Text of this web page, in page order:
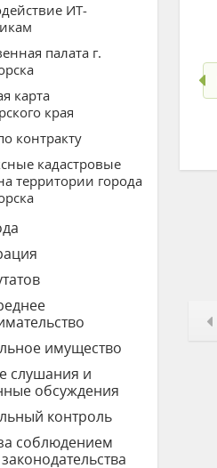
ИТ-
палата г.
карта
края
контракту
кадастровые
территории города
имущество
слушания и
обсуждения
контроль
соблюдением